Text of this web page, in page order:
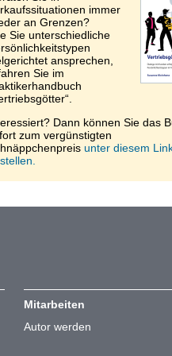
immer
an Grenzen?
Sie unterschiedliche
ansprechen,
Sie im
Dann können Sie das
zum vergünstigten
unter diesem
Mitarbeiten
Autor werden